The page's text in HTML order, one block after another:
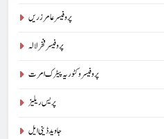
پروفیسر عامر زریں
پروفیسر فخر لالہ
پروفیسر وکٹوریہ پیٹرک امرت
پریس ریلیز
جاوید ڈینی ایل